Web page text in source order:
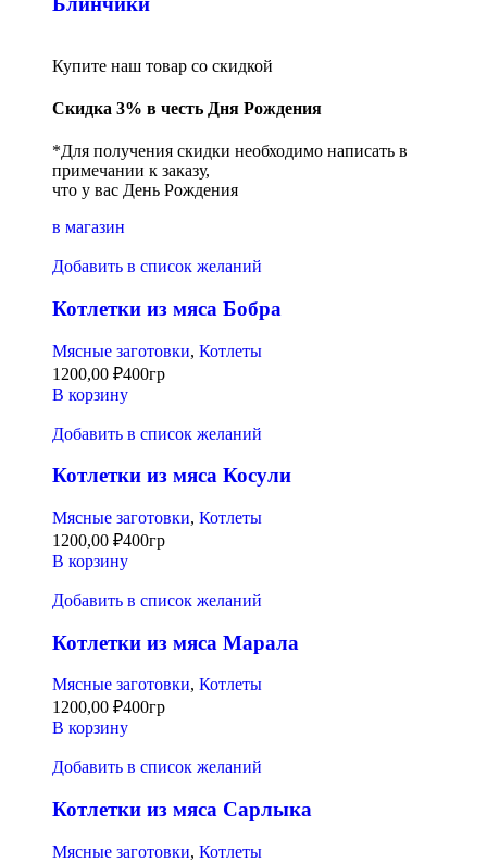
Купите наш товар со скидкой
Скидка 3% в честь Дня Рождения
*Для получения скидки необходимо написать в
примечании к заказу,
что у вас День Рождения
в магазин
Добавить в список желаний
Котлетки из мяса Бобра
Мясные заготовки, Котлеты
1200,00 ₽400гр
В корзину
Добавить в список желаний
Котлетки из мяса Косули
Мясные заготовки, Котлеты
1200,00 ₽400гр
В корзину
Добавить в список желаний
Котлетки из мяса Марала
Мясные заготовки, Котлеты
1200,00 ₽400гр
В корзину
Добавить в список желаний
Котлетки из мяса Сарлыка
Мясные заготовки, Котлеты